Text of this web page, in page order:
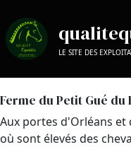
LE SITE DES
Ferme du Petit Gué du
Aux portes d'Orléans et
où sont élevés des